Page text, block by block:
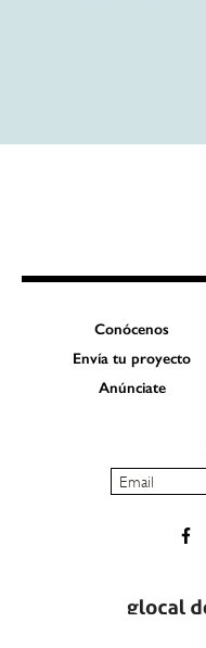
Conócenos
Envía tu proyecto
Anúnciate